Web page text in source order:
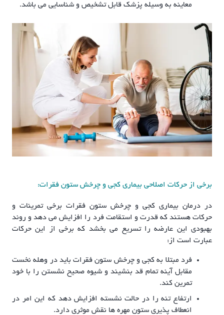
معاینه به وسیله پزشک قابل تشخیص و شناسایی می باشد.
برخی از حرکات اصلاحی بیماری کجی و چرخش ستون فقرات:
در درمان بیماری کجی و چرخش ستون فقرات برخی تمرینات و
حرکات هستند که قدرت و استقامت فرد را افزایش می دهد و روند
بهبودی این عارضه را تسریع می بخشد که برخی از این حرکات
عبارت است از:
فرد مبتلا به کجی و چرخش ستون فقرات باید در وهله نخست
مقابل آینه تمام قد بنشیند و شیوه صحیح نشستن را با خود
تمرین کند.
ارتفاع تنه را در حالت نشسته افزایش دهد که این امر در
انعطاف پذیری ستون مهره ها نقش موثری دارد.